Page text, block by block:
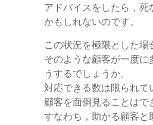
アドバイスをしたら，死
かもしれないのです。
この状況を極限とした場
そのような顧客が一度に
うするでしょうか。
対応できる数は限られて
顧客を面倒見ることはで
すなわち，助かる顧客と